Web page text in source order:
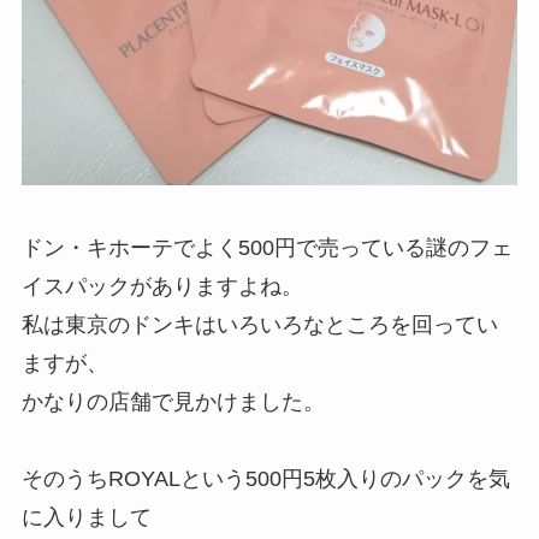
ドン・キホーテでよく500円で売っている謎のフェ
イスパックがありますよね。
私は東京のドンキはいろいろなところを回ってい
ますが、
かなりの店舗で見かけました。
そのうちROYALという500円5枚入りのパックを気
に入りまして